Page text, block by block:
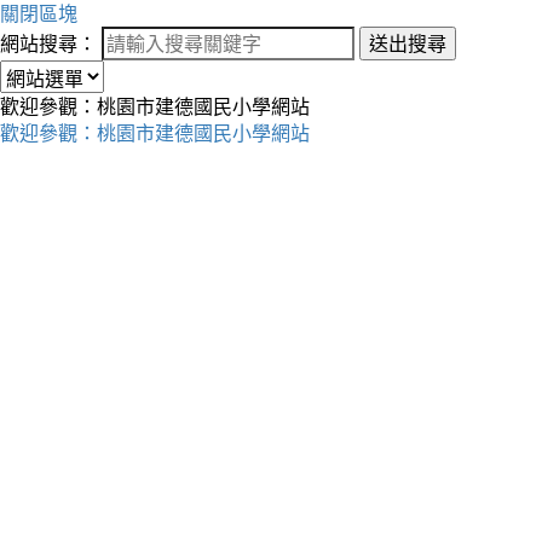
關閉區塊
網站搜尋：
送出搜尋
歡迎參觀：桃園市建德國民小學網站
歡迎參觀：桃園市建德國民小學網站